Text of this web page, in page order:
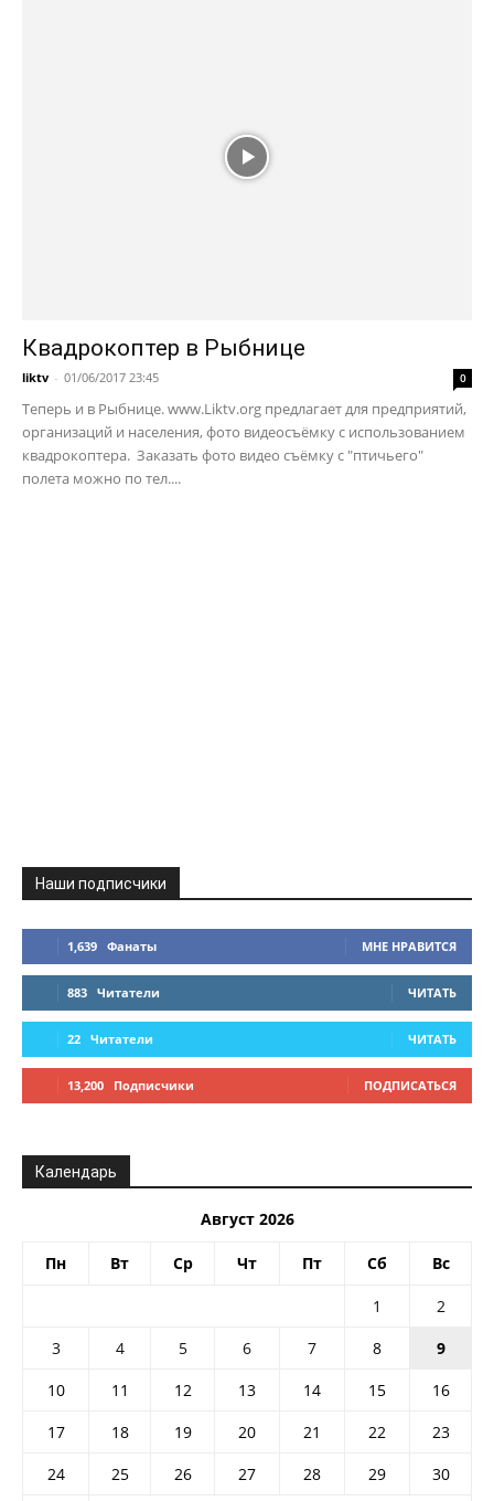
Квадрокоптер в Рыбнице
liktv - 01/06/2017 23:45 0
Теперь и в Рыбнице. www.Liktv.org предлагает для предприятий,
организаций и населения, фото видеосъёмку с использованием
квадрокоптера. Заказать фото видео съёмку с "птичьего"
полета можно по тел....
Наши подписчики
1,639 Фанаты МНЕ НРАВИТСЯ
883 Читатели ЧИТАТЬ
22 Читатели ЧИТАТЬ
13,200 Подписчики ПОДПИСАТЬСЯ
Календарь
Август 2026
Пн Вт Ср Чт Пт Сб Вс
1
2
3
4 5 6 7 8
9
10
11 12 13 14 15
16
17
18 19 20 21 22
23
24
25 26 27 28 29 30